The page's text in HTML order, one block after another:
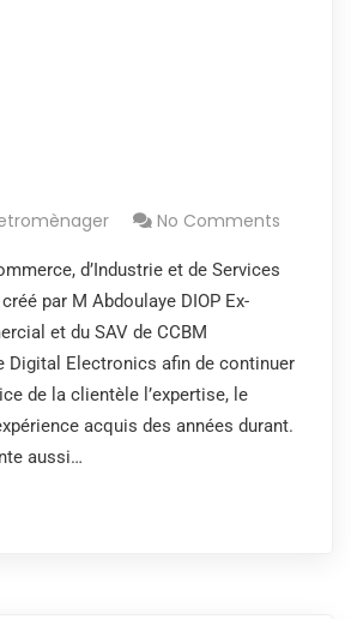
No Comments
d’Industrie et de Services
par M Abdoulaye DIOP Ex-
et du SAV de CCBM
Digital Electronics afin de continuer
de la clientèle l’expertise, le
acquis des années durant.
aussi…